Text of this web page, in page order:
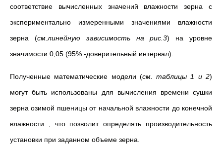
соответствие вычисленных значений влажности зерна с
экспериментально измеренными значениями влажности
зерна (см.линейную зависимость на рис.3) на уровне
значимости 0,05 (95% -доверительный интервал).
Полученные математические модели (см. таблицы 1 и 2)
могут быть использованы для вычисления времени сушки
зерна озимой пшеницы от начальной влажности до конечной
влажности , что позволит определять производительность
установки при заданном объеме зерна.